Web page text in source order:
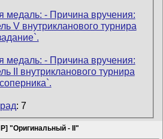
: 7
"Оригинальный - II"